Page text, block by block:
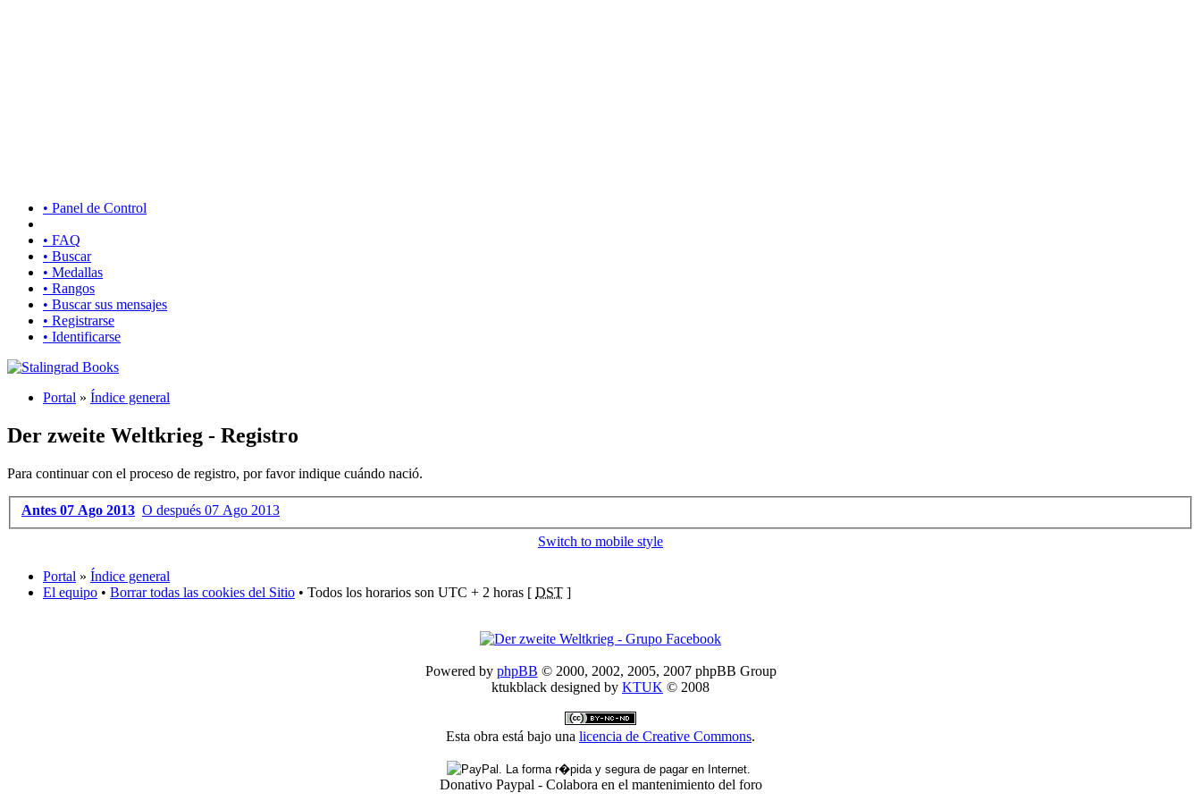
• Panel de Control
• FAQ
• Buscar
• Medallas
• Rangos
• Buscar sus mensajes
• Registrarse
• Identificarse
Portal » Índice general
Der zweite Weltkrieg - Registro
Para continuar con el proceso de registro, por favor indique cuándo nació.
Antes 07 Ago 2013 O después 07 Ago 2013
Switch to mobile style
Portal » Índice general
El equipo • Borrar todas las cookies del Sitio • Todos los horarios son UTC + 2 horas [ DST ]
Powered by phpBB © 2000, 2002, 2005, 2007 phpBB Group
ktukblack designed by KTUK © 2008
Esta obra está bajo una licencia de Creative Commons.
Donativo Paypal - Colabora en el mantenimiento del foro